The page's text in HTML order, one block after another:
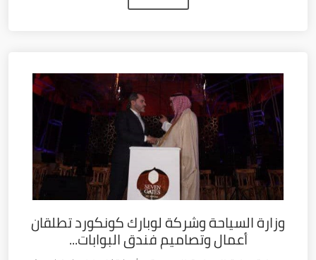
وزارة السياحة وشركة لوبارك كونكورد تطلقان
أعمال وتصاميم فندق البوابات...